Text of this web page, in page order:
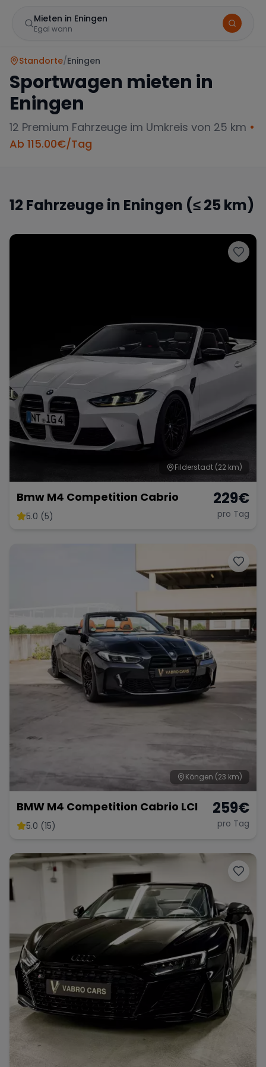
Mieten in Eningen
Egal wann
McLaren Ford Jaguar
Tesla Chevrolet
Aston Martin
Bugatti
Standorte/Eningen
Sportwagen mieten in
Eningen
12 Premium Fahrzeuge im Umkreis von 25 km •
Ab 115.00€/Tag
12 Fahrzeuge in Eningen (≤ 25 km)
Filderstadt (22 km)
Bmw M4 Competition Cabrio
5.0 (5)
229€
pro Tag
Köngen (23 km)
BMW M4 Competition Cabrio LCI
5.0 (15)
259€
pro Tag